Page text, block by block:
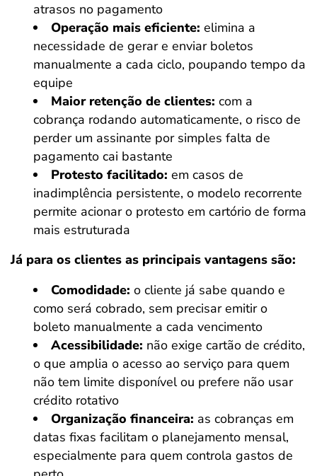
atrasos no pagamento
Operação mais eficiente: elimina a
necessidade de gerar e enviar boletos
manualmente a cada ciclo, poupando tempo da
equipe
Maior retenção de clientes: com a
cobrança rodando automaticamente, o risco de
perder um assinante por simples falta de
pagamento cai bastante
Protesto facilitado: em casos de
inadimplência persistente, o modelo recorrente
permite acionar o protesto em cartório de forma
mais estruturada
Já para os clientes as principais vantagens são:
Comodidade: o cliente já sabe quando e
como será cobrado, sem precisar emitir o
boleto manualmente a cada vencimento
Acessibilidade: não exige cartão de crédito,
o que amplia o acesso ao serviço para quem
não tem limite disponível ou prefere não usar
crédito rotativo
Organização financeira: as cobranças em
datas fixas facilitam o planejamento mensal,
especialmente para quem controla gastos de